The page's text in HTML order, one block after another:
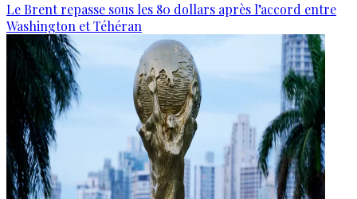
Le Brent repasse sous les 80 dollars après l’accord entre
Washington et Téhéran